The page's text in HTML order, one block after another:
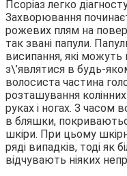
Псоріаз легко
Захворювання
рожевих плям на
так звані папули.
висипання, які можуть
з\’являтися в будь-
волосиста частина
розташування колінних
руках і ногах. З часом
в бляшки,
шкіри. При цьому
ряді випадків, тоді як
відчувають ніяких